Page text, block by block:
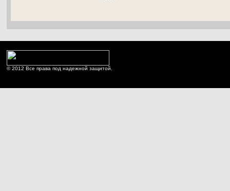
© 2012 Все права под надежной защитой.